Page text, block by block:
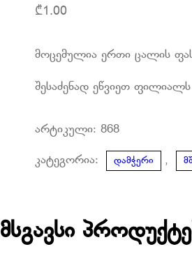
₾1.00
მოცემულია ერთი ცალის
შესაძენად ეწვიეთ ფილიალს
არტიკული:868
კატეგორია: დამჭერი ,
მსგავსი